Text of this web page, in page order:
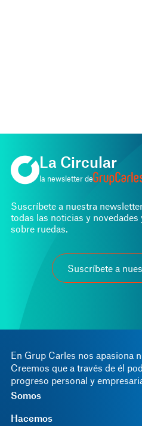
En Grup Carles nos apasiona
Creemos que a través de él
progreso personal y
Somos
Hacemos
La Circular
la newsletter de
Suscríbete a nuestra
todas las noticias y
sobre ruedas.
Suscríbete a